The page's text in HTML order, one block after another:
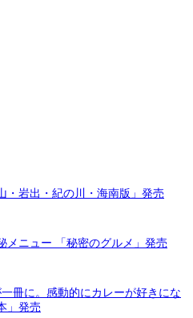
・岩出・紀の川・海南版」発売
メニュー 「秘密のグルメ」発売
冊に。感動的にカレーが好きにな
」発売